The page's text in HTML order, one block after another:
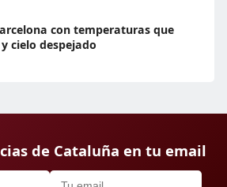
con temperaturas que
cielo despejado
de Cataluña en tu email